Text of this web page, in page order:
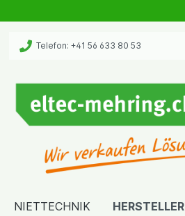
Telefon: +41 56 633 80 53
NIETTECHNIK HERSTELLER